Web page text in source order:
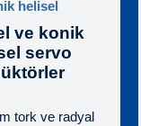
helisel
ve konik
servo
tork ve radyal